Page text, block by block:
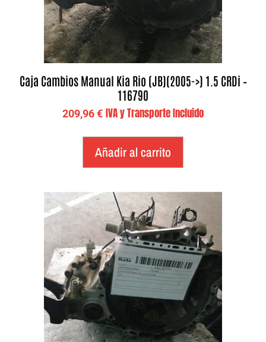
Caja Cambios Manual Kia Rio (JB)(2005->) 1.5 CRDi –
116790
209,96€ IVA y Transporte Incluido
Añadir al carrito